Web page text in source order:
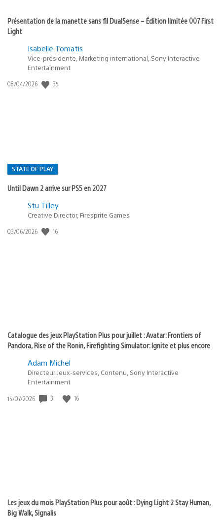
Présentation de la manette sans fil DualSense – Édition limitée 007 First
Light
Isabelle Tomatis
Vice-présidente, Marketing international, Sony Interactive
Entertainment
Date
08/04/2026 35
STATE OF PLAY
Until Dawn 2 arrive sur PS5 en 2027
Postée
:
Stu Tilley
Creative Director, Firesprite Games
Date
03/06/2026 16
Catalogue des jeux PlayStation Plus pour juillet : Avatar: Frontiers of
Pandora, Rise of the Ronin, Firefighting Simulator: Ignite et plus encore
Adam Michel
Directeur Jeux-services, Contenu, Sony Interactive
Entertainment
Date
15/07/2026 3 16
Les jeux du mois PlayStation Plus pour août : Dying Light 2 Stay Human,
Big Walk, Signalis